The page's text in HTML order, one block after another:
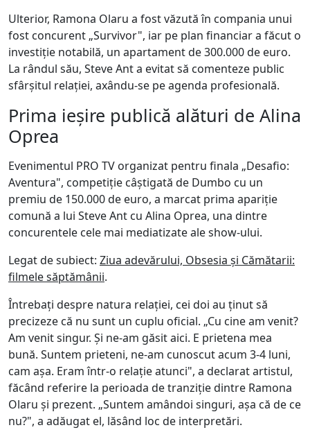
Ulterior, Ramona Olaru a fost văzută în compania unui
fost concurent „Survivor", iar pe plan financiar a făcut o
investiție notabilă, un apartament de 300.000 de euro.
La rândul său, Steve Ant a evitat să comenteze public
sfârșitul relației, axându-se pe agenda profesională.
Prima ieșire publică alături de Alina
Oprea
Evenimentul PRO TV organizat pentru finala „Desafio:
Aventura", competiție câștigată de Dumbo cu un
premiu de 150.000 de euro, a marcat prima apariție
comună a lui Steve Ant cu Alina Oprea, una dintre
concurentele cele mai mediatizate ale show-ului.
Legat de subiect: Ziua adevărului, Obsesia și Cămătarii:
filmele săptămânii.
Întrebați despre natura relației, cei doi au ținut să
precizeze că nu sunt un cuplu oficial. „Cu cine am venit?
Am venit singur. Și ne-am găsit aici. E prietena mea
bună. Suntem prieteni, ne-am cunoscut acum 3-4 luni,
cam așa. Eram într-o relație atunci", a declarat artistul,
făcând referire la perioada de tranziție dintre Ramona
Olaru și prezent. „Suntem amândoi singuri, așa că de ce
nu?", a adăugat el, lăsând loc de interpretări.